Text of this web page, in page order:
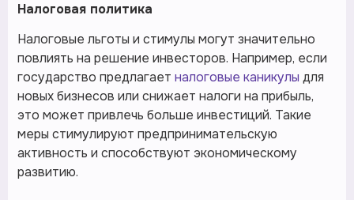
Налоговая политика
Налоговые льготы и стимулы могут значительно
повлиять на решение инвесторов. Например, если
государство предлагает налоговые каникулы для
новых бизнесов или снижает налоги на прибыль,
это может привлечь больше инвестиций. Такие
меры стимулируют предпринимательскую
активность и способствуют экономическому
развитию.